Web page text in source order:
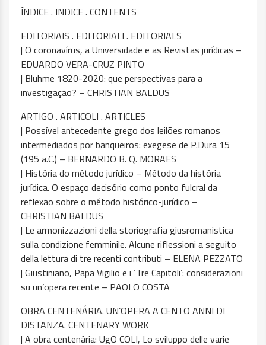
ÍNDICE . INDICE . CONTENTS
EDITORIAIS . EDITORIALI . EDITORIALS
| O coronavírus, a Universidade e as Revistas jurídicas –
EDUARDO VERA-CRUZ PINTO
| Bluhme 1820-2020: que perspectivas para a
investigação? – CHRISTIAN BALDUS
ARTIGO . ARTICOLI . ARTICLES
| Possível antecedente grego dos leilões romanos
intermediados por banqueiros: exegese de P.Dura 15
(195 a.C.) – BERNARDO B. Q. MORAES
| História do método jurídico – Método da história
jurídica. O espaço decisório como ponto fulcral da
reflexão sobre o método histórico-jurídico –
CHRISTIAN BALDUS
| Le armonizzazioni della storiografia giusromanistica
sulla condizione femminile. Alcune riflessioni a seguito
della lettura di tre recenti contributi – ELENA PEZZATO
| Giustiniano, Papa Vigilio e i ‘Tre Capitoli’: considerazioni
su un’opera recente – PAOLO COSTA
OBRA CENTENÁRIA. UN’OPERA A CENTO ANNI DI
DISTANZA. CENTENARY WORK
| A obra centenária: UgO COLI, Lo sviluppo delle varie